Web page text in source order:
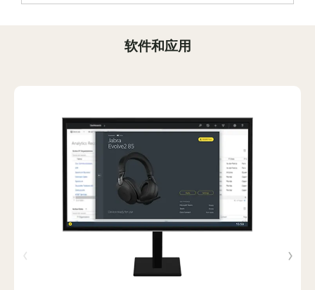
软件和应用